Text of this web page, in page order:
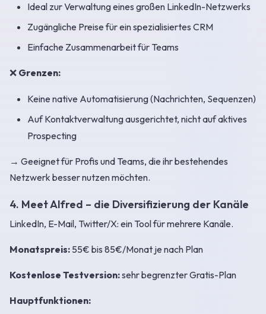
Ideal zur Verwaltung eines großen LinkedIn-Netzwerks
Zugängliche Preise für ein spezialisiertes CRM
Einfache Zusammenarbeit für Teams
❌ Grenzen:
Keine native Automatisierung (Nachrichten, Sequenzen)
Auf Kontaktverwaltung ausgerichtet, nicht auf aktives
Prospecting
→ Geeignet für Profis und Teams, die ihr bestehendes
Netzwerk besser nutzen möchten.
4. Meet Alfred – die Diversifizierung der Kanäle
LinkedIn, E-Mail, Twitter/X: ein Tool für mehrere Kanäle.
Monatspreis: 55€ bis 85€/Monat je nach Plan
Kostenlose Testversion:sehr begrenzter Gratis-Plan
Hauptfunktionen: